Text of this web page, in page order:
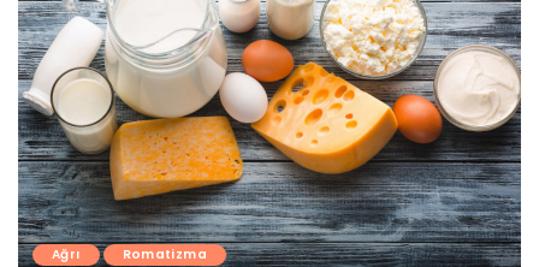
Ağrı Romatizma